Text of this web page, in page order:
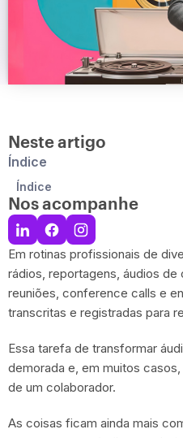
Neste artigo
Índice
Índice
Nos acompanhe
Em rotinas profissionais de
rádios, reportagens, áudios
reuniões, conference calls e
transcritas e registradas para
Essa tarefa de transformar
demorada e, em muitos
de um colaborador.
As coisas ficam ainda mais